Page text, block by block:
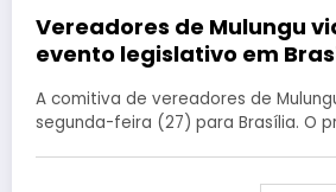
Vereadores de Mulungu
evento legislativo em
A comitiva de vereadores de
segunda-feira (27) para Brasília. O